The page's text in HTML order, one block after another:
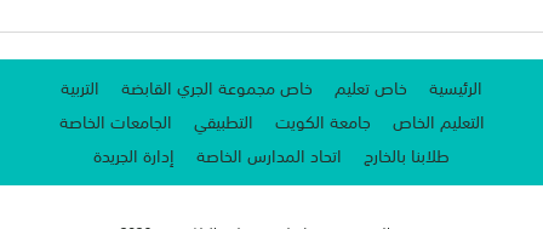
الرئيسية خاص تعليم خاص مجموعة الجري القابضة
التربية
التعليم الخاص
جامعة الكويت التطبيقي
الجامعات الخاصة
طلابنا بالخارج
اتحاد المدارس الخاصة إدارة الجريدة